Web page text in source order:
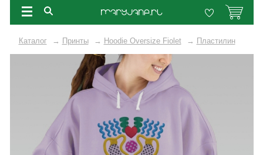
Каталог → Принты → Hoodie Oversize Fiolet → Пластилин